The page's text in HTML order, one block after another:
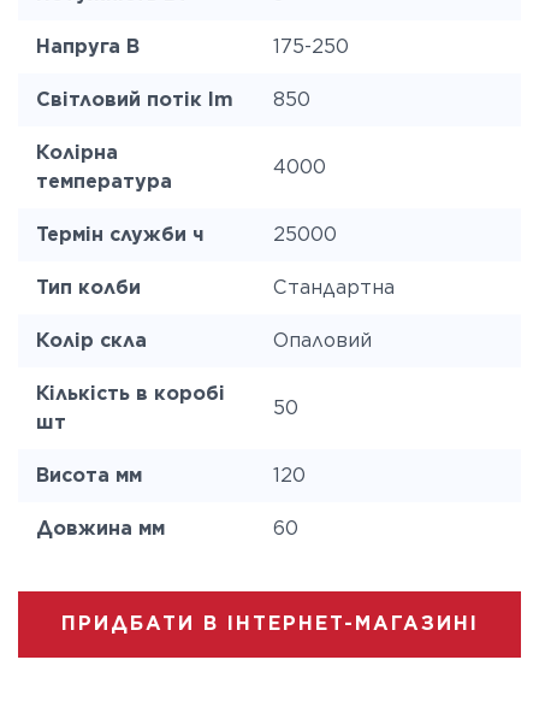
Напруга В 175-250
Світловий потік lm 850
Колірна
температура
4000
Термін служби ч 25000
Тип колби Стандартна
Колір скла Опаловий
Кількість в коробі
шт
50
Висота мм 120
Довжина мм 60
ПРИДБАТИ В ІНТЕРНЕТ-МАГАЗИНІ